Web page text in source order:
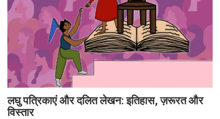
लघु पत्रिकाएं और दलित लेखन: इतिहास, ज़रूरत और
विस्तार